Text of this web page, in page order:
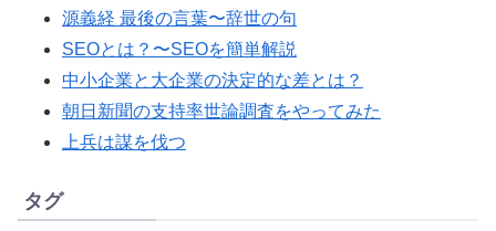
源義経 最後の言葉〜辞世の句
SEOとは？〜SEOを簡単解説
中小企業と大企業の決定的な差とは？
朝日新聞の支持率世論調査をやってみた
上兵は謀を伐つ
タグ